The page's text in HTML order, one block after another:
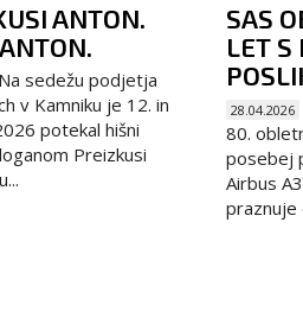
ANTON.
Na sedežu podjetja
v Kamniku je 12. in
potekal hišni
Preizkusi
SAS
LET S
28.04.2026
80.
posebej
Airbus
praznuje